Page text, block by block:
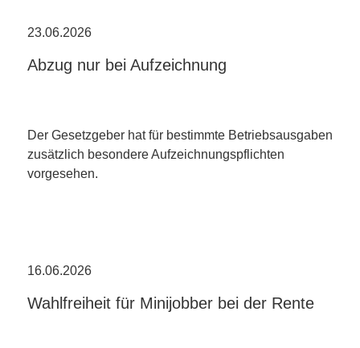
23.06.2026
Abzug nur bei Aufzeichnung
Der Gesetzgeber hat für bestimmte Betriebsausgaben
zusätzlich besondere Aufzeichnungspflichten
vorgesehen.
16.06.2026
Wahlfreiheit für Minijobber bei der Rente